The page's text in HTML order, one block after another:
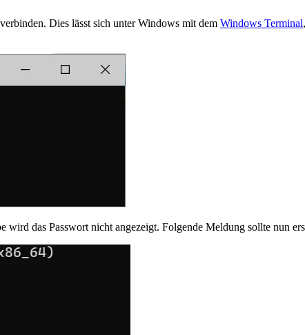
Dies lässt sich unter Windows mit dem Windows Terminal,
wird das Passwort nicht angezeigt. Folgende Meldung sollte nun